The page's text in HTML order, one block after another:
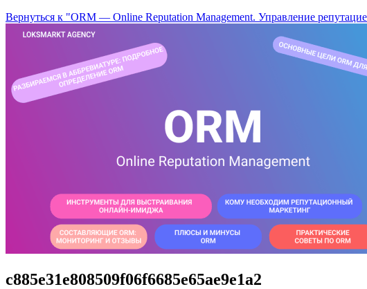
Вернуться к "ORM — Online Reputation Management. Управление
c885e31e808509f06f6685e65ae9e1a2